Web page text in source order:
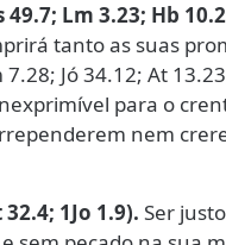
Lm 3.23; Hb
tanto as suas
Jó 34.12; At
para o
nem
1Jo 1.9). Ser